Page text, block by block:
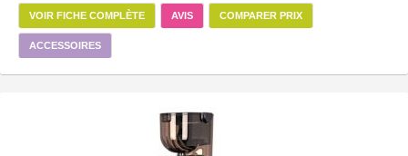
VOIR FICHE COMPLÈTE AVIS COMPARER PRIX
ACCESSOIRES